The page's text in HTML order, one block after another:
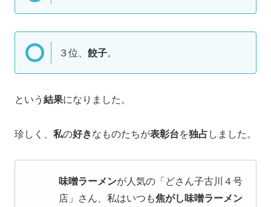
３位、 餃子。
という結果になりました。
珍しく、 私の好きなものたちが表彰台を独占しました。
味噌ラーメンが人気の「どさん子古川４号
店」さん、私はいつも焦がし味噌ラーメン